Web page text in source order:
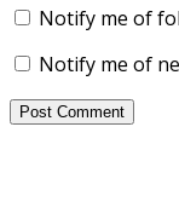
Notify me of
Notify me of